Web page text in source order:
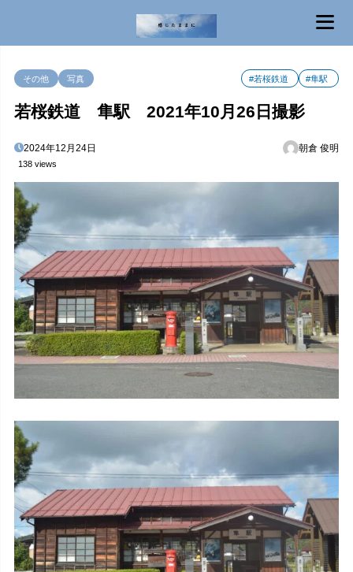
その他 写真 #若桜鉄道 #隼駅
若桜鉄道 隼駅 2021年10月26日撮影
2024年12月24日 朝倉 俊明
138 views